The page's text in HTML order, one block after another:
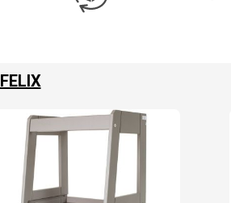
FELIX